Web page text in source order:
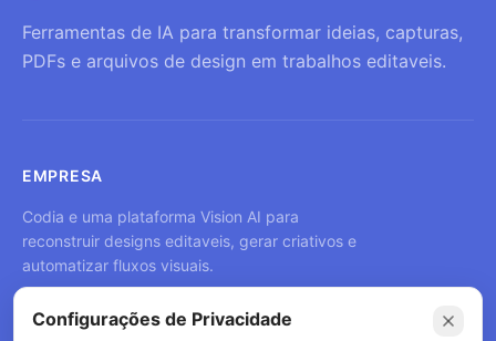
Ferramentas de IA para transformar ideias, capturas,
PDFs e arquivos de design em trabalhos editaveis.
EMPRESA
Codia e uma plataforma Vision AI para
reconstruir designs editaveis, gerar criativos e
automatizar fluxos visuais.
Configurações de Privacidade